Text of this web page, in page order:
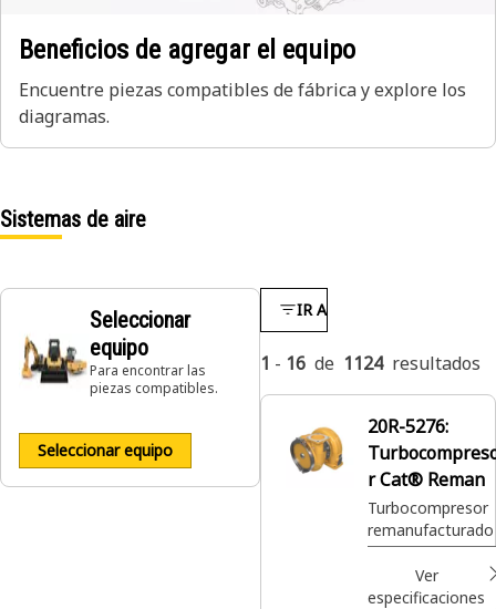
Beneficios de agregar el equipo
Encuentre piezas compatibles de fábrica y explore los
diagramas.
Sistemas de aire
Seleccionar
equipo
Para encontrar las
piezas compatibles.
Seleccionar equipo
IR A
1 - 16 de 1124 resultados
20R-5276:
r Cat® Reman
Turbocompresor
remanufacturado
Ver
especificaciones